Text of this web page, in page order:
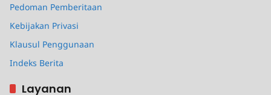
Pedoman Pemberitaan
Kebijakan Privasi
Klausul Penggunaan
Indeks Berita
Layanan